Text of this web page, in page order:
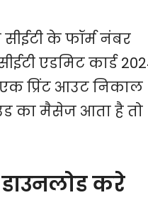
के फॉर्म नंबर
एडमिट कार्ड
एक प्रिंट आउट निकाल
का मैसेज आता है तो
डाउनलोड करे